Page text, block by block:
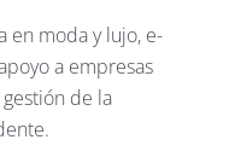
en moda y lujo, e-
a empresas
de la